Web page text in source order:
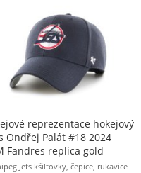
reprezentace hokejový
Ondřej Palát #18 2024
Fandres replica gold
Jets kšiltovky, čepice, rukavice